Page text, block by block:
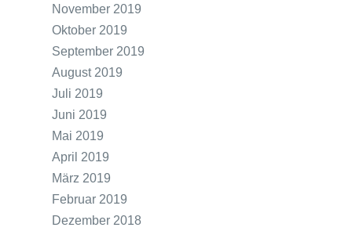
November 2019
Oktober 2019
September 2019
August 2019
Juli 2019
Juni 2019
Mai 2019
April 2019
März 2019
Februar 2019
Dezember 2018